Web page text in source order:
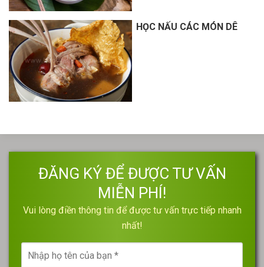
HỌC NẤU CÁC MÓN DÊ
ĐĂNG KÝ ĐỂ ĐƯỢC TƯ VẤN
MIỄN PHÍ!
Vui lòng điền thông tin để được tư vấn trực tiếp nhanh
nhất!
họ